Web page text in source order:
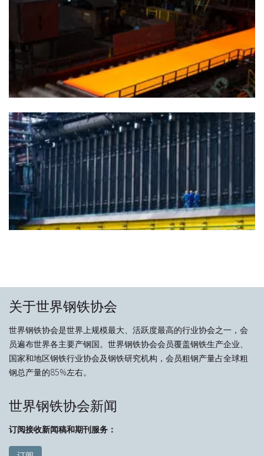
关于世界钢铁协会
世界钢铁协会是世界上规模最大、活跃度最高的行业协会之一，会
员遍布世界各主要产钢国。世界钢铁协会会员覆盖钢铁生产企业、
国家和地区钢铁行业协会及钢铁研究机构，会员粗钢产量占全球粗
钢总产量的85%左右。
世界钢铁协会新闻
订阅接收新闻稿和期刊服务：